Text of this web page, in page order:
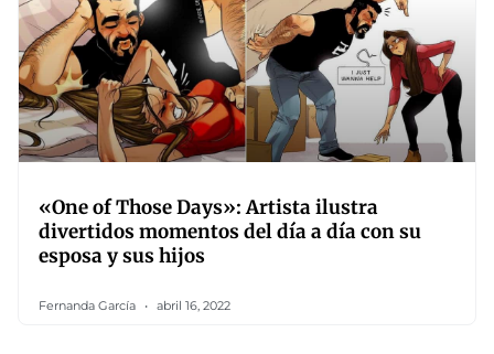
«One of Those Days»: Artista ilustra
divertidos momentos del día a día con su
esposa y sus hijos
Fernanda García abril 16, 2022